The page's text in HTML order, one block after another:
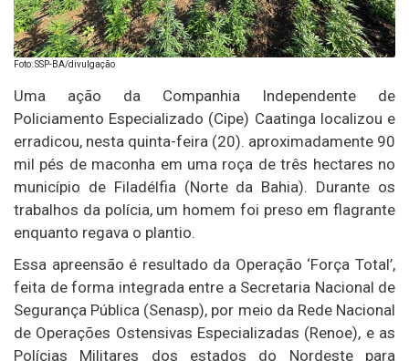
Foto: SSP-BA/divulgação
Uma ação da Companhia Independente de
Policiamento Especializado (Cipe) Caatinga localizou e
erradicou, nesta quinta-feira (20). aproximadamente 90
mil pés de maconha em uma roça de três hectares no
município de Filadélfia (Norte da Bahia). Durante os
trabalhos da polícia, um homem foi preso em flagrante
enquanto regava o plantio.
Essa apreensão é resultado da Operação ‘Força Total’,
feita de forma integrada entre a Secretaria Nacional de
Segurança Pública (Senasp), por meio da Rede Nacional
de Operações Ostensivas Especializadas (Renoe), e as
Polícias Militares dos estados do Nordeste para